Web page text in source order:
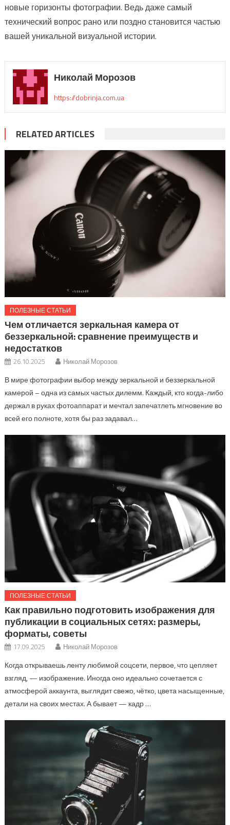
новые горизонты фотографии. Ведь даже самый
технический вопрос рано или поздно становится частью
вашей уникальной визуальной истории.
Николай Морозов
https://dobrinja.com.ua
RELATED ARTICLES
ПОЛЕЗНЫЕ СТАТЬИ
Чем отличается зеркальная камера от
беззеркальной: сравнение преимуществ и
недостатков
26.10.2025 Николай Морозов
В мире фотографии выбор между зеркальной и беззеркальной
камерой – одна из самых частых дилемм. Каждый, кто когда-либо
держал в руках фотоаппарат и мечтал запечатлеть мгновение во
всей его полноте, хотя бы раз задавал…
ПОЛЕЗНЫЕ СТАТЬИ
Как правильно подготовить изображения для
публикации в социальных сетях: размеры,
форматы, советы
17.09.2025 Николай Морозов
Когда открываешь ленту любимой соцсети, первое, что цепляет
взгляд, — изображение. Иногда оно идеально сочетается с
атмосферой аккаунта, выглядит свежо, чётко, цвета насыщенные,
детали на своих местах. А бывает — кадр …